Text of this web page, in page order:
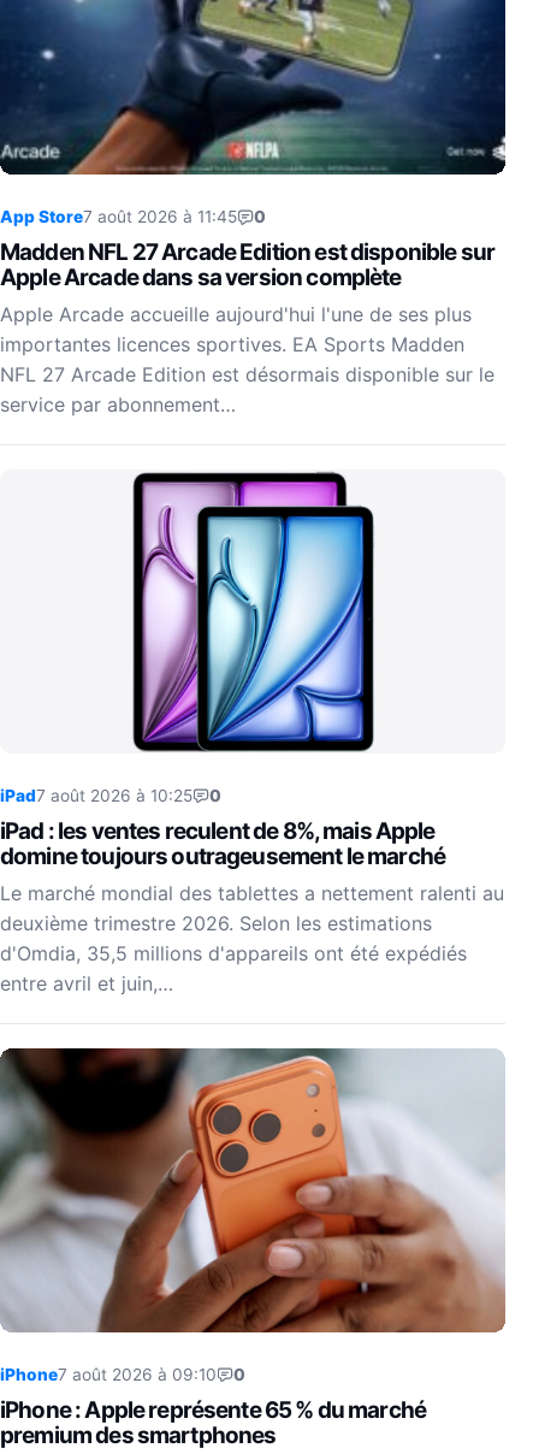
App Store7 août 2026 à 11:45 0
Madden NFL 27 Arcade Edition est disponible sur
Apple Arcade dans sa version complète
Apple Arcade accueille aujourd'hui l'une de ses plus
importantes licences sportives. EA Sports Madden
NFL 27 Arcade Edition est désormais disponible sur le
service par abonnement…
iPad7 août 2026 à 10:25 0
iPad : les ventes reculent de 8%, mais Apple
domine toujours outrageusement le marché
Le marché mondial des tablettes a nettement ralenti au
deuxième trimestre 2026. Selon les estimations
d'Omdia, 35,5 millions d'appareils ont été expédiés
entre avril et juin,…
iPhone7 août 2026 à 09:10 0
iPhone : Apple représente 65 % du marché
premium des smartphones